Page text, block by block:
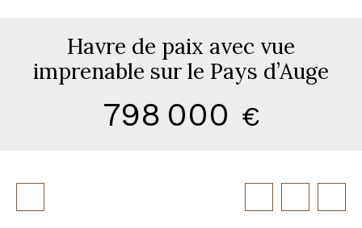
Havre de paix avec vue
imprenable sur le Pays d’Auge
798 000 €